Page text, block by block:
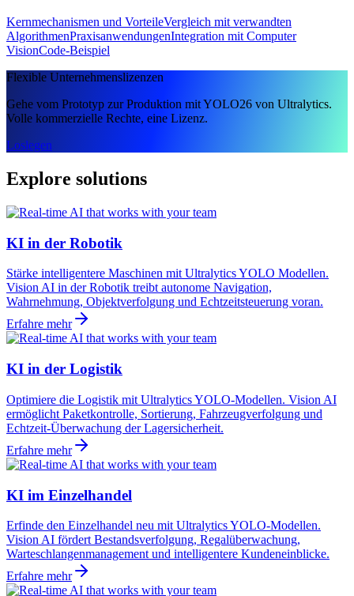
Kernmechanismen und VorteileVergleich mit verwandten
AlgorithmenPraxisanwendungenIntegration mit Computer
VisionCode-Beispiel
Flexible Unternehmenslizenzen
Gehe vom Prototyp zur Produktion mit YOLO26 von Ultralytics.
Volle kommerzielle Rechte, eine Lizenz.
Loslegen
Explore solutions
KI in der Robotik
Stärke intelligentere Maschinen mit Ultralytics YOLO Modellen.
Vision AI in der Robotik treibt autonome Navigation,
Wahrnehmung, Objektverfolgung und Echtzeitsteuerung voran.
Erfahre mehr
KI in der Logistik
Optimiere die Logistik mit Ultralytics YOLO-Modellen. Vision AI
ermöglicht Paketkontrolle, Sortierung, Fahrzeugverfolgung und
Echtzeit-Überwachung der Lagersicherheit.
Erfahre mehr
KI im Einzelhandel
Erfinde den Einzelhandel neu mit Ultralytics YOLO-Modellen.
Vision AI fördert Bestandsverfolgung, Regalüberwachung,
Warteschlangenmanagement und intelligentere Kundeneinblicke.
Erfahre mehr